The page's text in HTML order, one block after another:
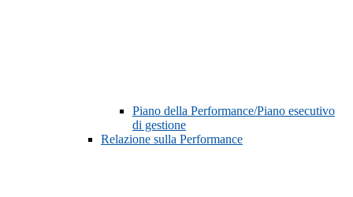
Piano della Performance/Piano esecutivo
di gestione
Relazione sulla Performance